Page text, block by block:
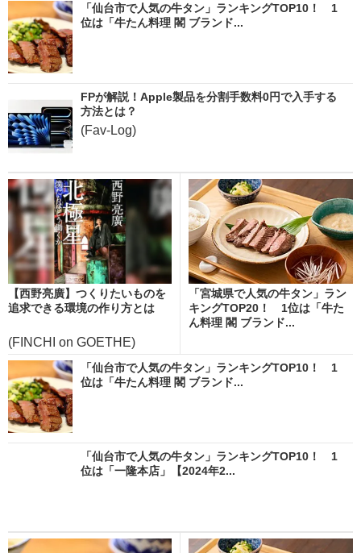
「仙台市で人気の牛タン」ランキングTOP10！ 1
位は「牛たん料理 閣 ブランド...
FPが解説！Apple製品を分割手数料0円で入手する
方法とは？
(Fav-Log)
【西野亮廣】つくりたいものを
追求できる環境の作り方とは
(FINCHI on GOETHE)
「宮城県で人気の牛タン」ラン
キングTOP20！ 1位は「牛た
ん料理 閣 ブランド...
「仙台市で人気の牛タン」ランキングTOP10！ 1
位は「牛たん料理 閣 ブランド...
「仙台市で人気の牛タン」ランキングTOP10！ 1
位は「一隆本店」【2024年2...